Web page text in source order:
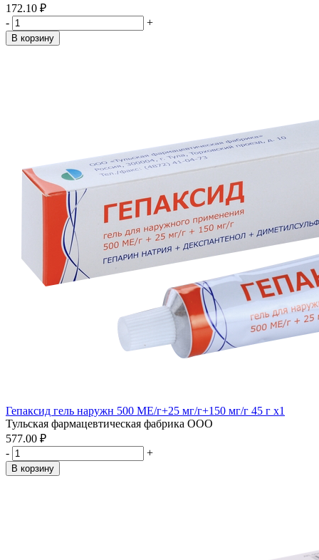
172.10 ₽
-
+
В корзину
Гепаксид гель наружн 500 МЕ/г+25 мг/г+150 мг/г 45 г x1
Тульская фармацевтическая фабрика ООО
577.00 ₽
-
+
В корзину